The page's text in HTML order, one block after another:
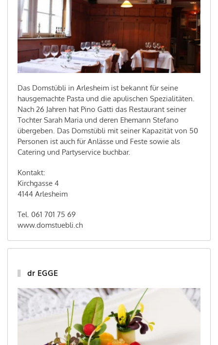
Das Domstübli in Arlesheim ist bekannt für seine
hausgemachte Pasta und die apulischen Spezialitäten.
Nach 26 Jahren hat Pino Gatti das Restaurant seiner
Tochter Sarah Maria und deren Ehemann Stefano
übergeben. Das Domstübli mit seiner Kapazität von 50
Personen ist auch für Anlässe und Feste sowie als
Catering und Partyservice buchbar.
Kontakt:
Kirchgasse 4
4144 Arlesheim
Tel. 061 701 75 69
www.domstuebli.ch
dr EGGE